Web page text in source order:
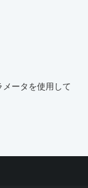
メータを使用して